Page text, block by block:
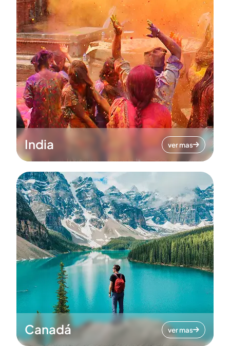
India ver mas
Canadá ver mas